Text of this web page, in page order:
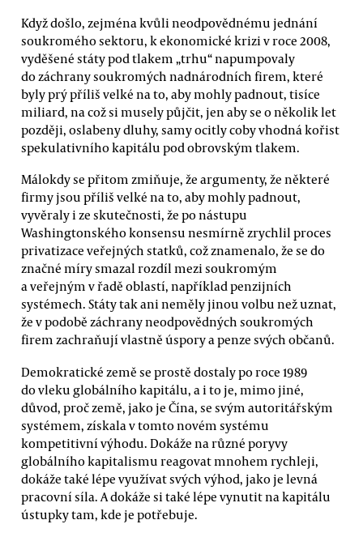
Když došlo, zejména kvůli neodpovědnému jednání
soukromého sektoru, k ekonomické krizi v roce 2008,
vyděšené státy pod tlakem „trhu“ napumpovaly
do záchrany soukromých nadnárodních firem, které
byly prý příliš velké na to, aby mohly padnout, tisíce
miliard, na což si musely půjčit, jen aby se o několik let
později, oslabeny dluhy, samy ocitly coby vhodná kořist
spekulativního kapitálu pod obrovským tlakem.
Málokdy se přitom zmiňuje, že argumenty, že některé
firmy jsou příliš velké na to, aby mohly padnout,
vyvěraly i ze skutečnosti, že po nástupu
Washingtonského konsensu nesmírně zrychlil proces
privatizace veřejných statků, což znamenalo, že se do
značné míry smazal rozdíl mezi soukromým
a veřejným v řadě oblastí, například penzijních
systémech. Státy tak ani neměly jinou volbu než uznat,
že v podobě záchrany neodpovědných soukromých
firem zachraňují vlastně úspory a penze svých občanů.
Demokratické země se prostě dostaly po roce 1989
do vleku globálního kapitálu, a i to je, mimo jiné,
důvod, proč země, jako je Čína, se svým autoritářským
systémem, získala v tomto novém systému
kompetitivní výhodu. Dokáže na různé poryvy
globálního kapitalismu reagovat mnohem rychleji,
dokáže také lépe využívat svých výhod, jako je levná
pracovní síla. A dokáže si také lépe vynutit na kapitálu
ústupky tam, kde je potřebuje.